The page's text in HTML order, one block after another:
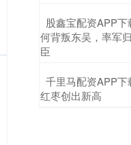
股鑫宝配资APP
何背叛东吴，率军
臣
千里马配资APP
红枣创出新高